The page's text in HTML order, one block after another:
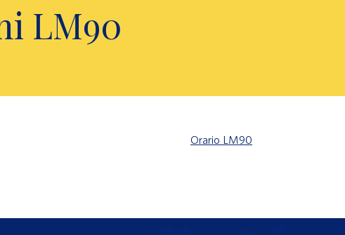
LM90
Orario LM90